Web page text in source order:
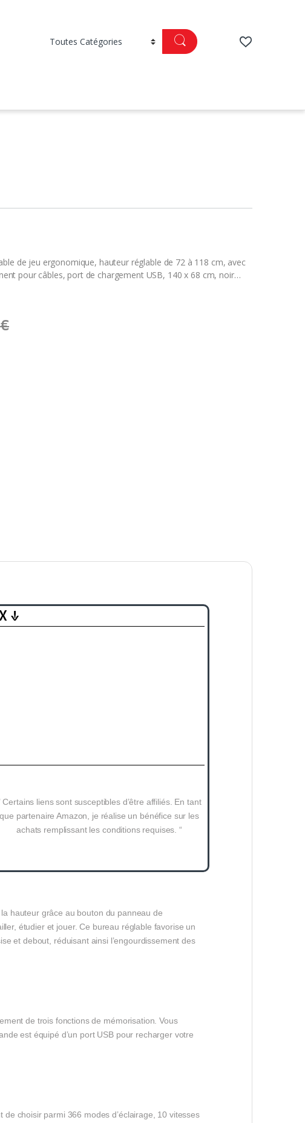
de jeu ergonomique, hauteur réglable de 72 à 118 cm, avec
pour câbles, port de chargement USB, 140 x 68 cm, noir…
€
↓
Certains liens sont susceptibles d’être affiliés. En tant
que partenaire Amazon, je réalise un bénéfice sur les
achats remplissant les conditions requises. “
hauteur grâce au bouton du panneau de
étudier et jouer. Ce bureau réglable favorise un
et debout, réduisant ainsi l’engourdissement des
de trois fonctions de mémorisation. Vous
est équipé d’un port USB pour recharger votre
choisir parmi 366 modes d’éclairage, 10 vitesses